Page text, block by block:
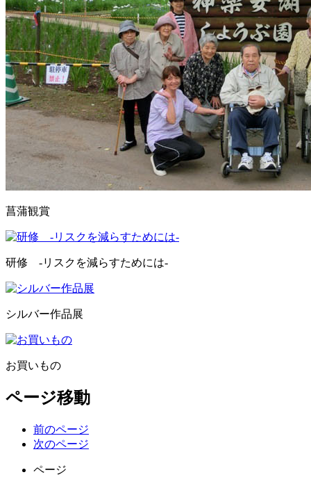
菖蒲観賞
研修 ‐リスクを減らすためには‐
シルバー作品展
お買いもの
ページ移動
前のページ
次のページ
ページ